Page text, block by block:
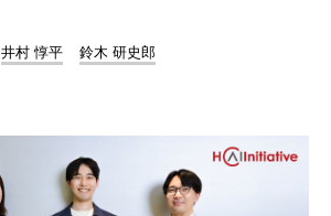
井村 惇平 鈴木 研史郎